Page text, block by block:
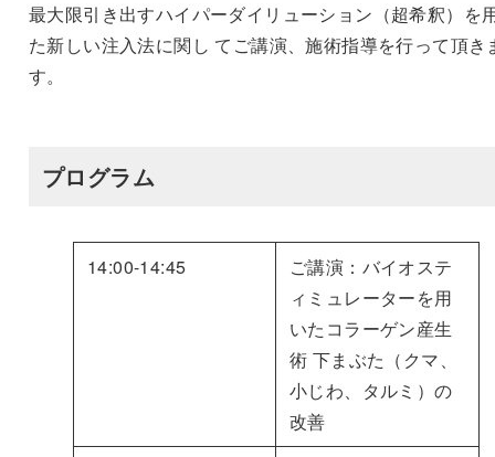
最大限引き出すハイパーダイリューション（超希釈）を
た新しい注入法に関し てご講演、施術指導を行って頂き
す。
プログラム
14:00-14:45
ご講演：バイオステ
ィミュレーターを用
いたコラーゲン産生
術 下まぶた（クマ、
小じわ、タルミ）の
改善